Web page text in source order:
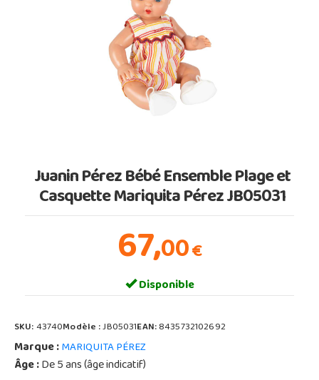
Juanin Pérez Bébé Ensemble Plage et
Casquette Mariquita Pérez JB05031
67,00€
Disponible
SKU:43740Modèle :JB05031EAN:8435732102692
Marque :MARIQUITA PÉREZ
Âge :De 5 ans (âge indicatif)